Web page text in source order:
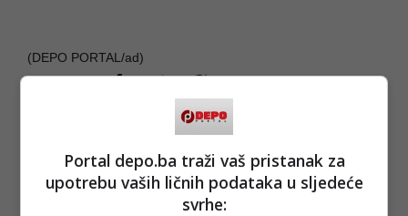
(DEPO PORTAL/ad)
PODIJELI NA
pratite putem društvenih mreža
Portal depo.ba traži vaš pristanak za
upotrebu vaših ličnih podataka u sljedeće
svrhe: